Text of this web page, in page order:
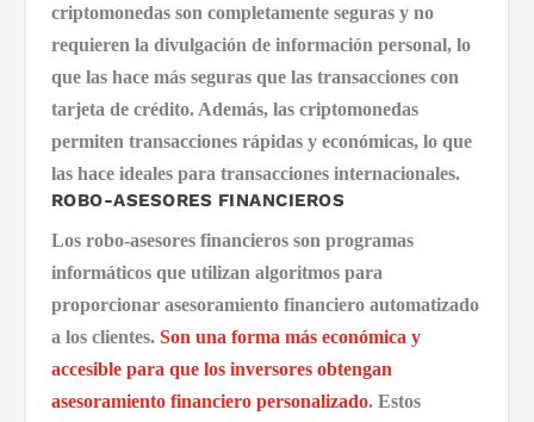
criptomonedas son completamente seguras y no
requieren la divulgación de información personal, lo
que las hace más seguras que las transacciones con
tarjeta de crédito. Además, las criptomonedas
permiten transacciones rápidas y económicas, lo que
las hace ideales para transacciones internacionales.
ROBO-ASESORES FINANCIEROS
Los robo-asesores financieros son programas
informáticos que utilizan algoritmos para
proporcionar asesoramiento financiero automatizado
a los clientes. Son una forma más económica y
accesible para que los inversores obtengan
asesoramiento financiero personalizado. Estos